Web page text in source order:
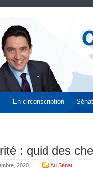
En circonscription Sénat
: quid des
2020 Au Sénat